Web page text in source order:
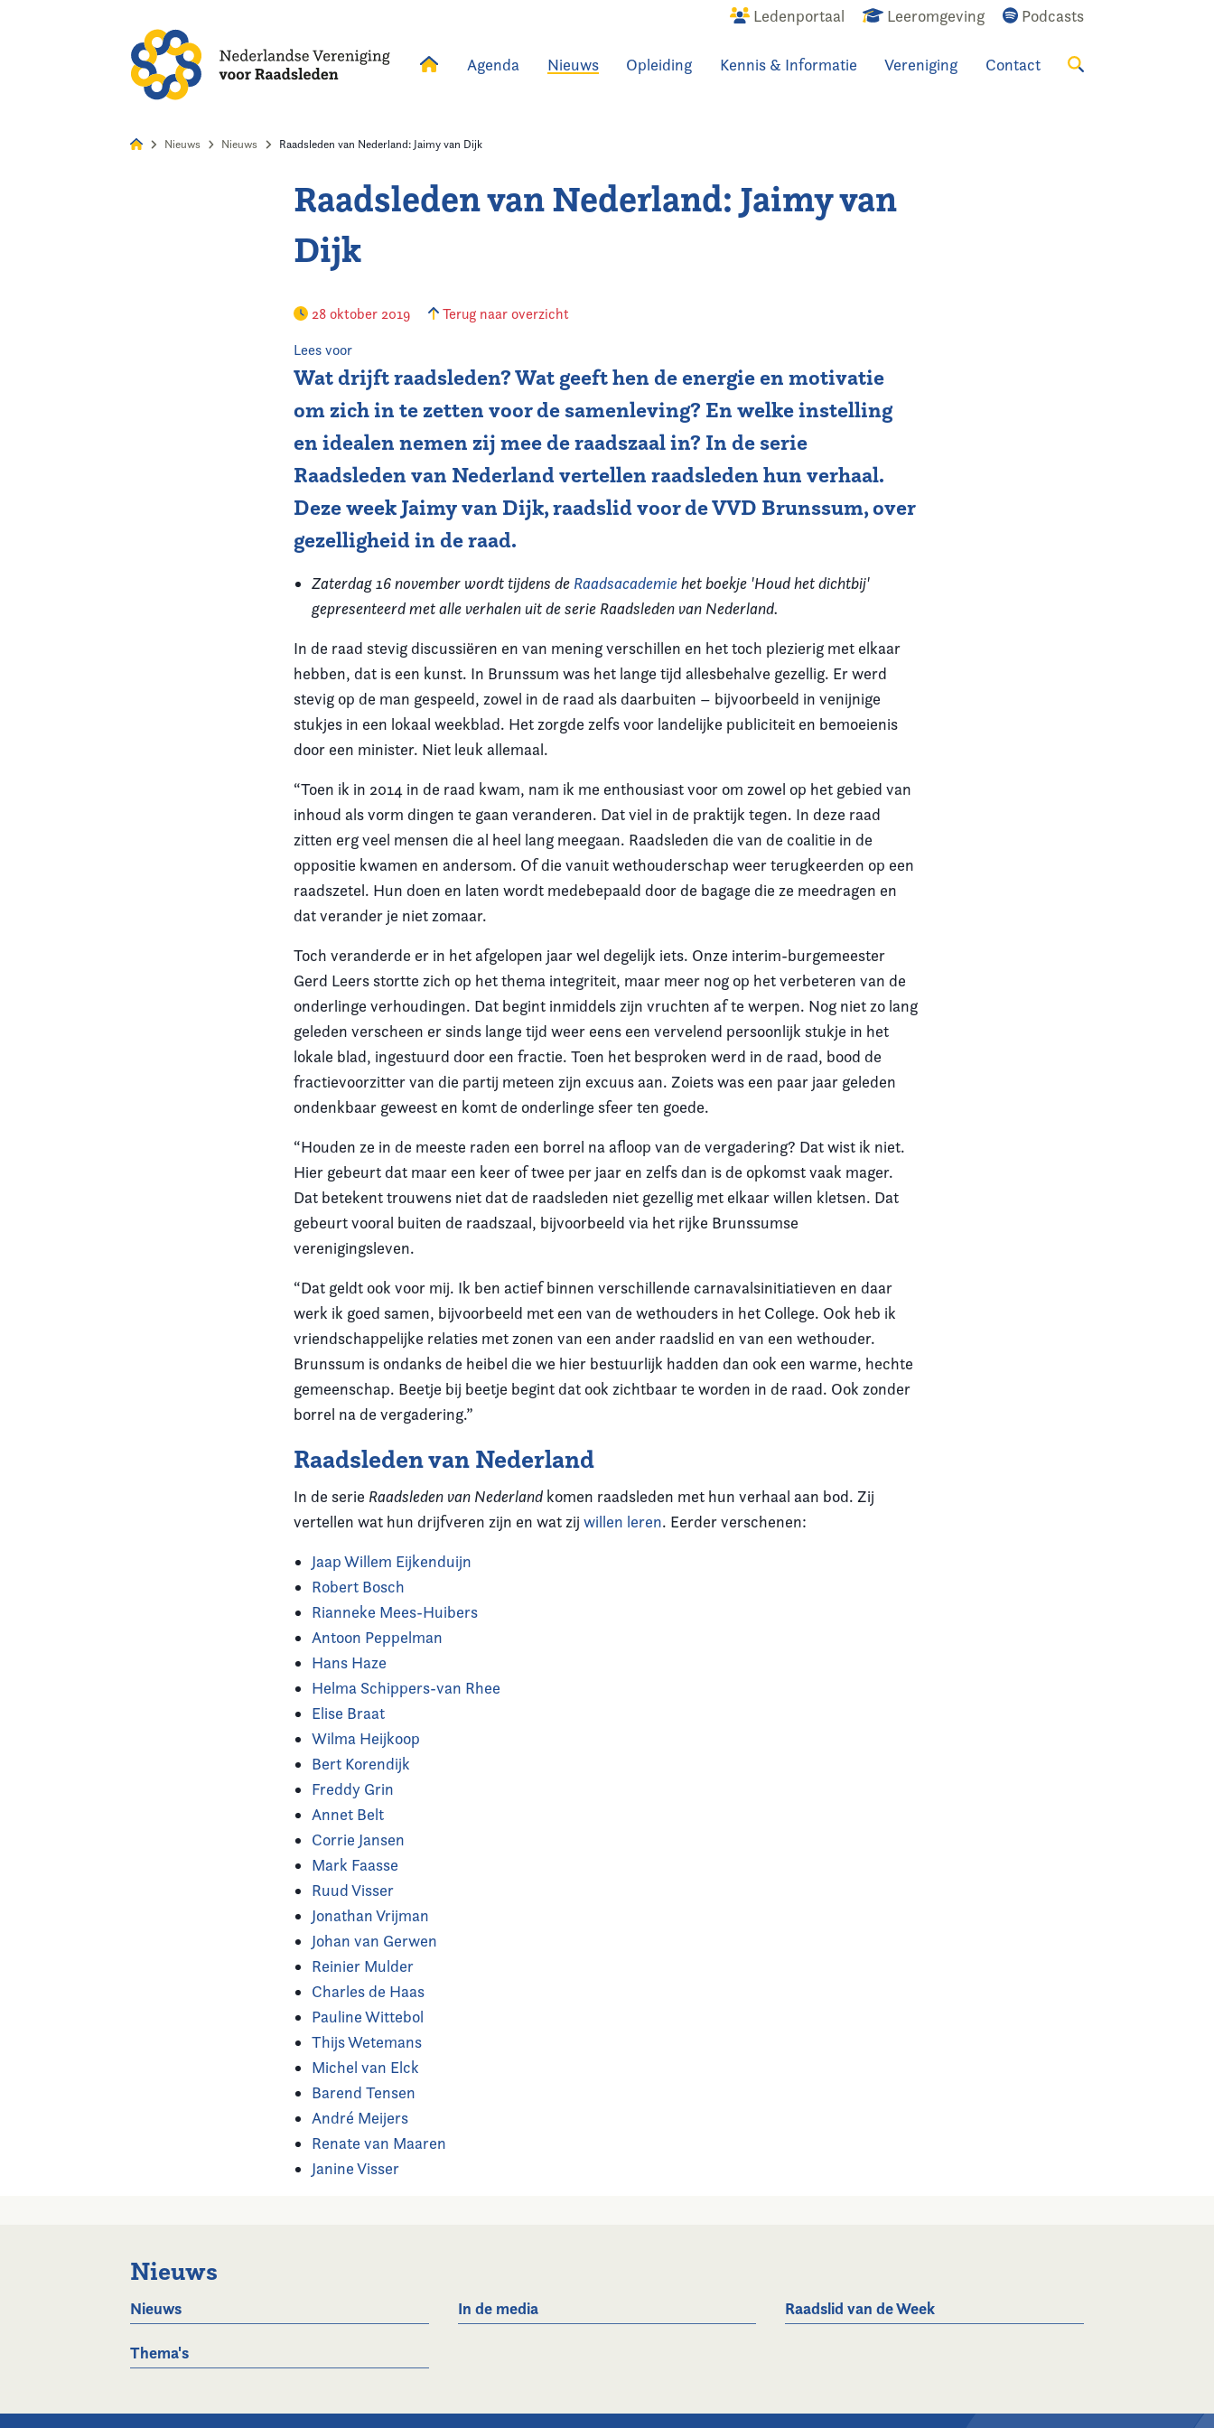
Ledenportaal Leeromgeving Podcasts
Agenda Nieuws Opleiding Kennis & Informatie Vereniging Contact
Nieuws Nieuws Raadsleden van Nederland: Jaimy van Dijk
Raadsleden van Nederland: Jaimy van
Dijk
28 oktober 2019 Terug naar overzicht
Lees voor
Wat drijft raadsleden? Wat geeft hen de energie en motivatie
om zich in te zetten voor de samenleving? En welke instelling
en idealen nemen zij mee de raadszaal in? In de serie
Raadsleden van Nederland vertellen raadsleden hun verhaal.
Deze week Jaimy van Dijk, raadslid voor de VVD Brunssum, over
gezelligheid in de raad.
Zaterdag 16 november wordt tijdens de Raadsacademiehet boekje 'Houd het dichtbij'
gepresenteerd met alle verhalen uit de serie Raadsleden van Nederland.
In de raad stevig discussiëren en van mening verschillen en het toch plezierig met elkaar
hebben, dat is een kunst. In Brunssum was het lange tijd allesbehalve gezellig. Er werd
stevig op de man gespeeld, zowel in de raad als daarbuiten – bijvoorbeeld in venijnige
stukjes in een lokaal weekblad. Het zorgde zelfs voor landelijke publiciteit en bemoeienis
door een minister. Niet leuk allemaal.
“Toen ik in 2014 in de raad kwam, nam ik me enthousiast voor om zowel op het gebied van
inhoud als vorm dingen te gaan veranderen. Dat viel in de praktijk tegen. In deze raad
zitten erg veel mensen die al heel lang meegaan. Raadsleden die van de coalitie in de
oppositie kwamen en andersom. Of die vanuit wethouderschap weer terugkeerden op een
raadszetel. Hun doen en laten wordt medebepaald door de bagage die ze meedragen en
dat verander je niet zomaar.
Toch veranderde er in het afgelopen jaar wel degelijk iets. Onze interim-burgemeester
Gerd Leers stortte zich op het thema integriteit, maar meer nog op het verbeteren van de
onderlinge verhoudingen. Dat begint inmiddels zijn vruchten af te werpen. Nog niet zo lang
geleden verscheen er sinds lange tijd weer eens een vervelend persoonlijk stukje in het
lokale blad, ingestuurd door een fractie. Toen het besproken werd in de raad, bood de
fractievoorzitter van die partij meteen zijn excuus aan. Zoiets was een paar jaar geleden
ondenkbaar geweest en komt de onderlinge sfeer ten goede.
“Houden ze in de meeste raden een borrel na afloop van de vergadering? Dat wist ik niet.
Hier gebeurt dat maar een keer of twee per jaar en zelfs dan is de opkomst vaak mager.
Dat betekent trouwens niet dat de raadsleden niet gezellig met elkaar willen kletsen. Dat
gebeurt vooral buiten de raadszaal, bijvoorbeeld via het rijke Brunssumse
verenigingsleven.
“Dat geldt ook voor mij. Ik ben actief binnen verschillende carnavalsinitiatieven en daar
werk ik goed samen, bijvoorbeeld met een van de wethouders in het College. Ook heb ik
vriendschappelijke relaties met zonen van een ander raadslid en van een wethouder.
Brunssum is ondanks de heibel die we hier bestuurlijk hadden dan ook een warme, hechte
gemeenschap. Beetje bij beetje begint dat ook zichtbaar te worden in de raad. Ook zonder
borrel na de vergadering.”
Raadsleden van Nederland
In de serie Raadsleden van Nederland komen raadsleden met hun verhaal aan bod. Zij
vertellen wat hun drijfveren zijn en wat zijwillen leren. Eerder verschenen:
Jaap Willem Eijkenduijn
Robert Bosch
Rianneke Mees-Huibers
Antoon Peppelman
Hans Haze
Helma Schippers-van Rhee
Elise Braat
Wilma Heijkoop
Bert Korendijk
Freddy Grin
Annet Belt
Corrie Jansen
Mark Faasse
Ruud Visser
Jonathan Vrijman
Johan van Gerwen
Reinier Mulder
Charles de Haas
Pauline Wittebol
Thijs Wetemans
Michel van Elck
Barend Tensen
André Meijers
Renate van Maaren
Janine Visser
Nieuws
Nieuws In de media Raadslid van de Week
Thema's